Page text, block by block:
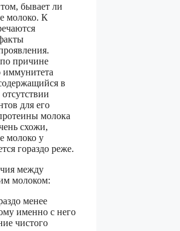
бывает ли
молоко. К
причине
иммунитета
в
для его
молока
схожи,
молоко у
гораздо реже.
между
молоком:
менее
именно с него
чистого